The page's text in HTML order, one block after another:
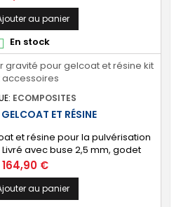
au panier
En stock
ECOMPOSITES
ET RÉSINE
et résine pour la pulvérisation
avec buse 2,5 mm, godet
ml et accessoires.
Prix
164,90 €
au panier